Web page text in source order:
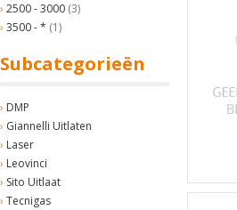
2500 - 3000 (3)
3500 - * (1)
Subcategorieën
DMP
Giannelli Uitlaten
Laser
Leovinci
Sito Uitlaat
Tecnigas